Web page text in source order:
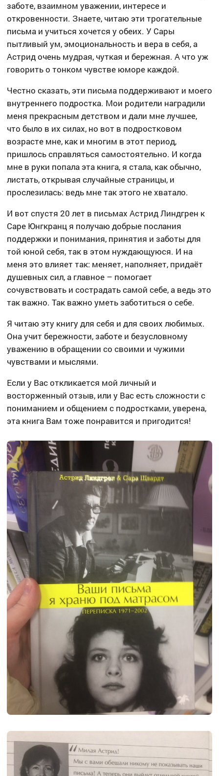
заботе, взаимном уважении, интересе и
откровенности. Знаете, читаю эти трогательные
письма и учиться хочется у обеих. У Сары
пытливый ум, эмоциональность и вера в себя, а
Астрид очень мудрая, чуткая и бережная. А что уж
говорить о тонком чувстве юморе каждой.
Честно сказать, эти письма поддерживают и моего
внутреннего подростка. Мои родители наградили
меня прекрасным детством и дали мне лучшее,
что было в их силах, но вот в подростковом
возрасте мне, как и многим в этот период,
пришлось справляться самостоятельно. И когда
мне в руки попала эта книга, я стала, как обычно,
листать, открывая случайные страницы, и
прослезилась: ведь мне так этого не хватало.
И вот спустя 20 лет в письмах Астрид Линдгрен к
Саре Юнгкранц я получаю добрые послания
поддержки и понимания, принятия и заботы для
той юной себя, так в этом нуждающуюся. И на
меня это влияет так: меняет, наполняет, придаёт
душевных сил, а главное – помогает
сочувствовать и сострадать самой себе, а ведь это
так важно. Так важно уметь заботиться о себе.
Я читаю эту книгу для себя и для своих любимых.
Она учит бережности, заботе и безусловному
уважению в обращении со своими и чужими
чувствами и мыслями.
Если у Вас откликается мой личный и
восторженный отзыв, или у Вас есть сложности с
пониманием и общением с подростками, уверена,
эта книга Вам тоже понравится и пригодится!